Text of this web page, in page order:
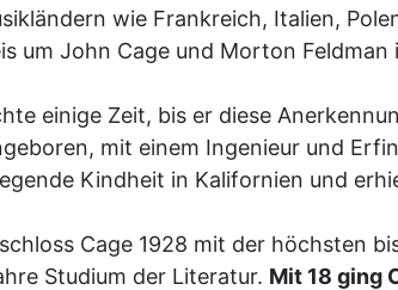
wie Frankreich, Italien,
um John Cage und Morton
einige Zeit, bis er diese
mit einem Ingenieur und
Kindheit in Kalifornien und
Cage 1928 mit der höchsten
Studium der Literatur. Mit 18 ging